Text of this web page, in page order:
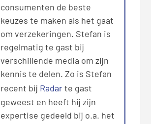
consumenten de beste
keuzes te maken als het gaat
om verzekeringen. Stefan is
regelmatig te gast bij
verschillende media om zijn
kennis te delen. Zo is Stefan
recent bij Radarte gast
geweest en heeft hij zijn
expertise gedeeld bij o.a. het